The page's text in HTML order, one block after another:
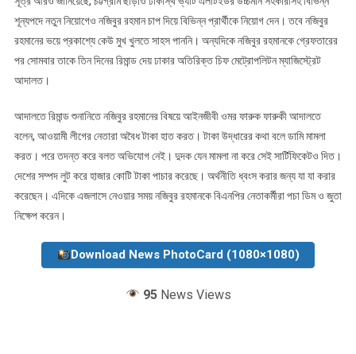
শূন্যপদে নতুন নিয়োগেও নজিবুর রহমান চাপ দিয়ে বিভিন্ন প্রার্থীকে নিয়োগ দেন। তবে নজিবুর
রহমানের ভয়ে প্রকাশ্যে কেউ মুখ খুলতে সাহস পাননি। অন্যদিকে নজিবুর রহমানকে গ্রেফতারের
পর সোমবার তাকে তিন দিনের রিমান্ড দেয় ঢাকার অতিরিক্ত চিফ মেট্রোপলিটন ম্যাজিস্ট্রেট
আদালত।
আদালতে রিমান্ড শুনানিতে নজিবুর রহমানের বিষয়ে আইনজীবী ওমর ফারুক ফারুকী আদালতে
বলেন, আওয়ামী লীগের নেতারা অবৈধ টাকা হাত করত। টাকা উদ্ধারের কথা বলে ডামি মামলা
করত। পরে তদন্ত করে বলত অভিযোগ নেই। দুদক যেন মামলা না করে সেই সার্টিফিকেটও দিত।
দেশের সম্পদ লুট করে হাজার কোটি টাকা পাচার করেছে। অর্থনীতি ধ্বংস করার জন্য যা যা করার
করেছেন। এদিকে এজলাসে নেওয়ার সময় নজিবুর রহমানকে বিএনপির নেতাকর্মীরা পচা ডিম ও জুতা
নিক্ষেপ করেন।
Download News PhotoCard (1080×1080)
95News Views